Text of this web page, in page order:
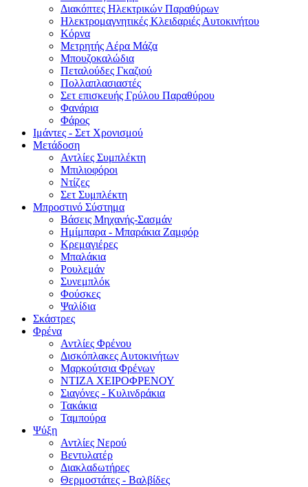
Διακόπτες Ηλεκτρικών Παραθύρων
Ηλεκτρομαγνητικές Κλειδαριές Αυτοκινήτου
Κόρνα
Μετρητής Αέρα Μάζα
Μπουζοκαλώδια
Πεταλούδες Γκαζιού
Πολλαπλασιαστές
Σετ επισκευής Γρύλου Παραθύρου
Φανάρια
Φάρος
Ιμάντες - Σετ Χρονισμού
Μετάδοση
Αντλίες Συμπλέκτη
Μπιλιοφόροι
Ντίζες
Σετ Συμπλέκτη
Μπροστινό Σύστημα
Βάσεις Μηχανής-Σασμάν
Ημίμπαρα - Μπαράκια Ζαμφόρ
Κρεμαγιέρες
Μπαλάκια
Ρουλεμάν
Συνεμπλόκ
Φούσκες
Ψαλίδια
Σκάστρες
Φρένα
Αντλίες Φρένου
Δισκόπλακες Αυτοκινήτων
Μαρκούτσια Φρένων
ΝΤΙΖΑ ΧΕΙΡΟΦΡΕΝΟΥ
Σιαγόνες - Κυλινδράκια
Τακάκια
Ταμπούρα
Ψύξη
Αντλίες Νερού
Βεντυλατέρ
Διακλαδωτήρες
Θερμοστάτες - Βαλβίδες